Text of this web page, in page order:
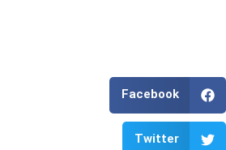
Facebook
Twitter